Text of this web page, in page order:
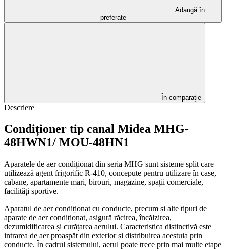
Adaugă în
preferate
În comparație
Descriere
Condiționer tip canal Midea MHG-
48HWN1/ MOU-48HN1
Aparatele de aer condiționat din seria MHG sunt sisteme split care
utilizează agent frigorific R-410, concepute pentru utilizare în case,
cabane, apartamente mari, birouri, magazine, spații comerciale,
facilități sportive.
Aparatul de aer condiționat cu conducte, precum și alte tipuri de
aparate de aer condiționat, asigură răcirea, încălzirea,
dezumidificarea și curățarea aerului. Caracteristica distinctivă este
intrarea de aer proaspăt din exterior și distribuirea acestuia prin
conducte. În cadrul sistemului, aerul poate trece prin mai multe etape